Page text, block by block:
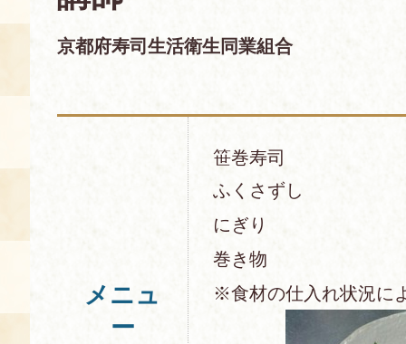
募集中の教室
食の海援隊・陸援隊 会員限定
展示室
展示室のご紹介
お土産コーナー
レンタル
備品リスト
空き状況・ご予約
団体向け見学・体験
食の語り部の部屋
京都府寿司生活衛生同業組合
メニュ
ー
笹巻寿司
ふくさずし
にぎり
巻き物
※食材の仕入れ状況に